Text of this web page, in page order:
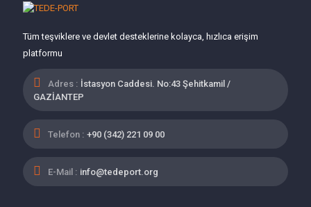
Tüm teşviklere ve devlet desteklerine kolayca, hızlıca erişim
platformu
Adres : İstasyon Caddesi. No:43 Şehitkamil /
GAZİANTEP
Telefon : +90 (342) 221 09 00
E-Mail : info@tedeport.org